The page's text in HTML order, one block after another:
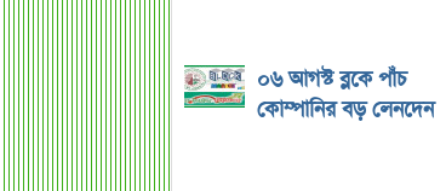
০৬ আগস্ট ব্লকে পাঁচ
কোম্পানির বড় লেনদেন